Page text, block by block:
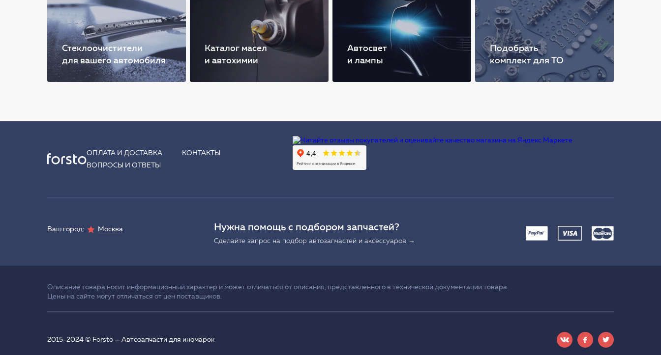
Стеклоочистители
для вашего автомобиля
Каталог масел
и автохимии
Автосвет
и лампы
Подобрать
комплект для ТО
ОПЛАТА И ДОСТАВКА
КОНТАКТЫ
ВОПРОСЫ И ОТВЕТЫ
Ваш город: Москва Нужна помощь с подбором запчастей?
Сделайте запрос на подбор автозапчастей и аксессуаров →
Описание товара носит информационный характер и может отличаться от описания, представленного в технической документации товара.
Цены на сайте могут отличаться от цен поставщиков.
2015-2024 © Forsto — Автозапчасти для иномарок